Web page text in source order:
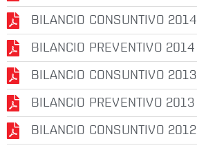
BILANCIO CONSUNTIVO 2014
BILANCIO PREVENTIVO 2014
BILANCIO CONSUNTIVO 2013
BILANCIO PREVENTIVO 2013
BILANCIO CONSUNTIVO 2012